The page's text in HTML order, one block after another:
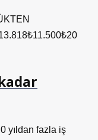
yıldan fazla iş